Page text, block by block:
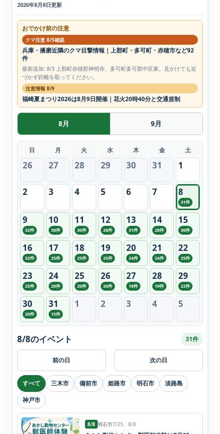
2026年8月8日更新
おでかけ前の注意
クマ注意 8/5確認
兵庫・播磨近隣のクマ目撃情報｜上郡町・多可町・赤穂市など92
件
最新追加: 8/3 上郡町赤穂郡神明寺、多可町多可郡中区東。見かけても近
づかず距離を取ってください。
注意情報 8/9
福崎夏まつり2026は8月9日開催｜花火20時40分と交通規制
8月 9月
日 月 火 水 木 金 土
26 27 28 29 30 31 1
2 3 4 5 6 7 8
31件
9
32件
10
30件
11
30件
12
28件
13
31件
14
28件
15
30件
16
32件
17
25件
18
25件
19
25件
20
24件
21
24件
22
25件
23
25件
24
20件
25
20件
26
20件
27
19件
28
19件
29
22件
30
20件
31
15件
1 2 3 4 5
前の日
8/8のイベント 31件
次の日
すべて 三木市 備前市 姫路市 明石市
淡路島
神戸市
8/8 明石市7/25、8/8